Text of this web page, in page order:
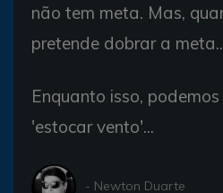
não tem meta. Mas,
pretende dobrar a
Enquanto isso,
'estocar vento'...
- Newton Duarte